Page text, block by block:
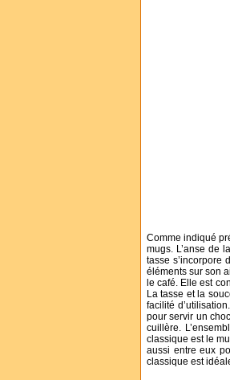
Comme indiqué
mugs. L’anse de
tasse s’incorpore
éléments sur son
le café. Elle est
La tasse et la
facilité
pour servir un
cuillère.
classique est le
aussi entre eux
classique est